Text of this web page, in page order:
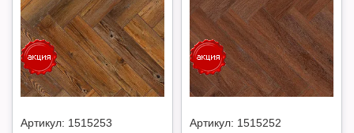
Артикул: 1515253 Артикул: 1515252